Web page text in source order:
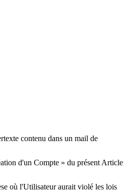
contenu dans un mail de
d'un Compte » du présent Article
où l'Utilisateur aurait violé les lois